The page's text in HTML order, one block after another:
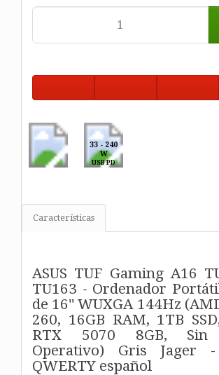
33 - 240
W
USB PD
Características
ASUS TUF Gaming A16
TU163 - Ordenador
de 16" WUXGA 144Hz
260, 16GB RAM, 1TB
RTX 5070 8GB, Sin
Operativo) Gris Jager -
QWERTY español